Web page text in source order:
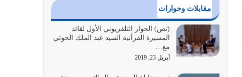
أغسطس 2, 2026
السبب الرئيسي لشقاء الأمة الابتعاد عن كتاب الله
والتعدي لحدود الله بالإضافات للدين
أغسطس 1, 2026
أبرز أسباب الشقاء هو الإعراض عن ذكر الله وعن هدى
مقابلات وحوارات
(نص) الحوار التلفزيوني الأول لقائد
المسيرة القرآنية السيد عبد الملك الحوثي
مع…
أبريل 23, 2019